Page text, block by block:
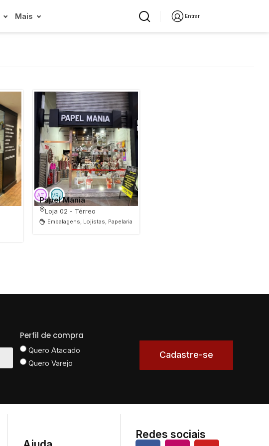
Mais Entrar
Papel Mania
Loja 02 - Térreo
Embalagens, Lojistas, Papelaria
Perfil de compra
Quero Atacado
Quero Varejo
Cadastre-se
Redes sociais